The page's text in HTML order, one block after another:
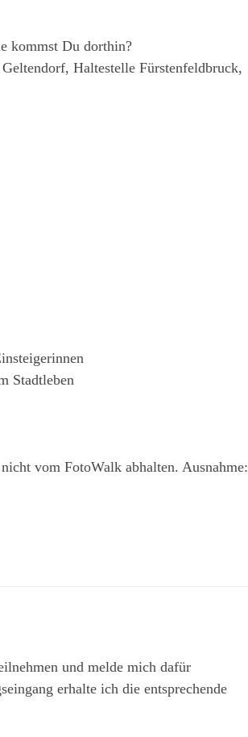
kommst Du dorthin?
Haltestelle Fürstenfeldbruck,
Stadtleben
vom FotoWalk abhalten. Ausnahme:
und melde mich dafür
erhalte ich die entsprechende